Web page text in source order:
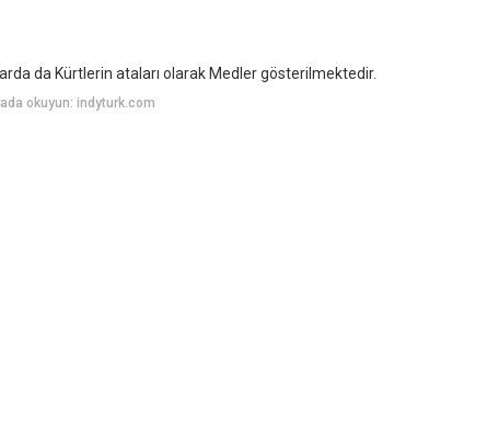
da Kürtlerin ataları olarak Medler gösterilmektedir.
okuyun: indyturk.com